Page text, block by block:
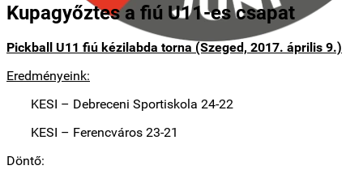
Kupagyőztes a fiú U11-es csapat
Pickball U11 fiú kézilabda torna (Szeged, 2017. április 9.)
Eredményeink:
KESI – Debreceni Sportiskola 24-22
KESI – Ferencváros 23-21
Döntő: